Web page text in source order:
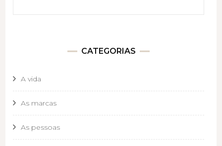
CATEGORIAS
A vida
As marcas
As pessoas